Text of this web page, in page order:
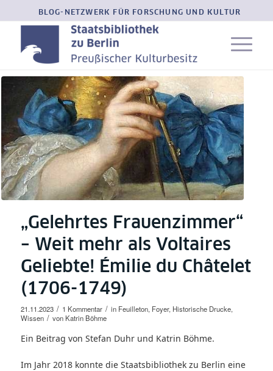
BLOG-NETZWERK FÜR FORSCHUNG UND KULTUR
„Gelehrtes Frauenzimmer“
– Weit mehr als Voltaires
Geliebte! Émilie du Châtelet
(1706-1749)
21.11.2023 / 1 Kommentar / in Feuilleton, Foyer, Historische Drucke,
Wissen / von Katrin Böhme
Ein Beitrag von Stefan Duhr und Katrin Böhme.
Im Jahr 2018 konnte die Staatsbibliothek zu Berlin eine